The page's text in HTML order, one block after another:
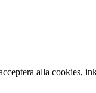
alla cookies,